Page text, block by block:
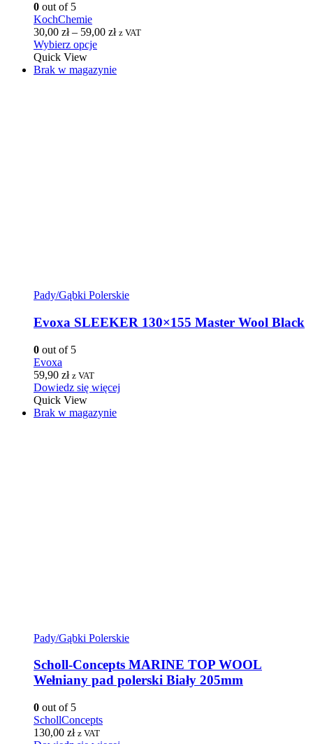
0 out of 5
KochChemie
30,00 zł– 59,00 zł z VAT
Wybierz opcje
Quick View
Brak w magazynie
Pady/Gąbki Polerskie
Evoxa SLEEKER 130×155 Master Wool Black
0 out of 5
Evoxa
59,90 zł z VAT
Dowiedz się więcej
Quick View
Brak w magazynie
Pady/Gąbki Polerskie
Scholl-Concepts MARINE TOP WOOL
Wełniany pad polerski Biały 205mm
0 out of 5
SchollConcepts
130,00 zł z VAT